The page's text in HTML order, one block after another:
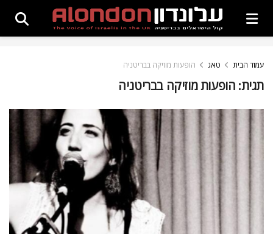
עמוד הבית טאג הופעות מוזיקה בבריטניה
תגית: הופעות מוזיקה בבריטניה